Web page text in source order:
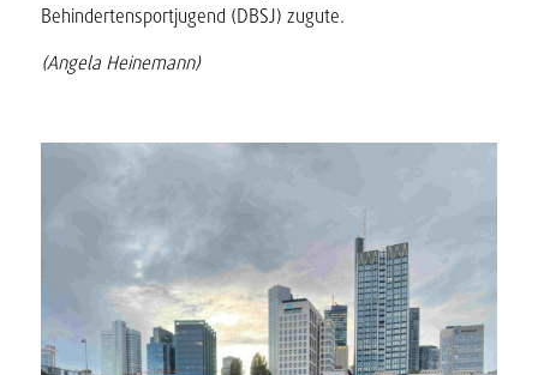
Behindertensportjugend (DBSJ) zugute.
(Angela Heinemann)